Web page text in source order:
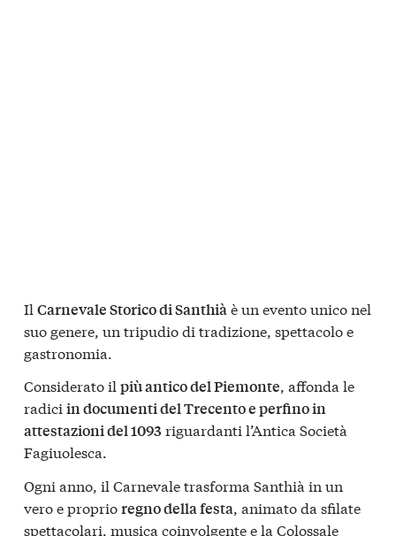
Il Carnevale Storico di Santhiàè un evento unico nel
suo genere, un tripudio di tradizione, spettacolo e
gastronomia.
Considerato il più antico del Piemonte, affonda le
radici in documenti del Trecento e perfino in
attestazioni del 1093 riguardanti l’Antica Società
Fagiuolesca.
Ogni anno, il Carnevale trasforma Santhià in un
vero e proprioregno della festa, animato da sfilate
spettacolari, musica coinvolgente e la Colossale